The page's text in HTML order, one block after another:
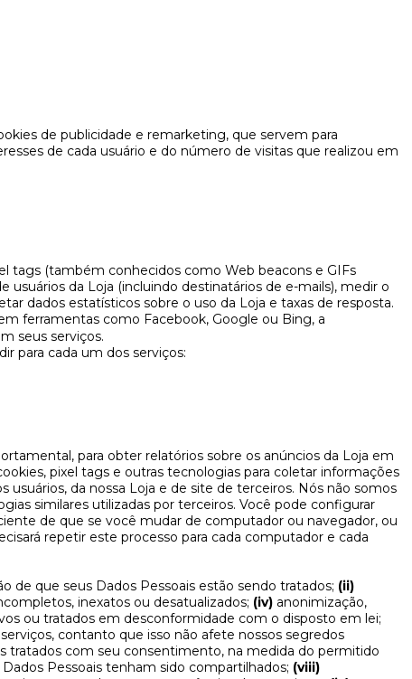
de publicidade e remarketing, que servem para
de cada usuário e do número de visitas que realizou em
tags (também conhecidos como Web beacons e GIFs
usuários da Loja (incluindo destinatários de e-mails), medir o
dados estatísticos sobre o uso da Loja e taxas de resposta.
ferramentas como Facebook, Google ou Bing, a
seus serviços.
para cada um dos serviços:
para obter relatórios sobre os anúncios da Loja em
pixel tags e outras tecnologias para coletar informações
usuários, da nossa Loja e de site de terceiros. Nós não somos
similares utilizadas por terceiros. Você pode configurar
de que se você mudar de computador ou navegador, ou
repetir este processo para cada computador e cada
de que seus Dados Pessoais estão sendo tratados; (ii)
inexatos ou desatualizados; (iv) anonimização,
ou tratados em desconformidade com o disposto em lei;
contanto que isso não afete nossos segredos
tratados com seu consentimento, na medida do permitido
Pessoais tenham sido compartilhados; (viii)